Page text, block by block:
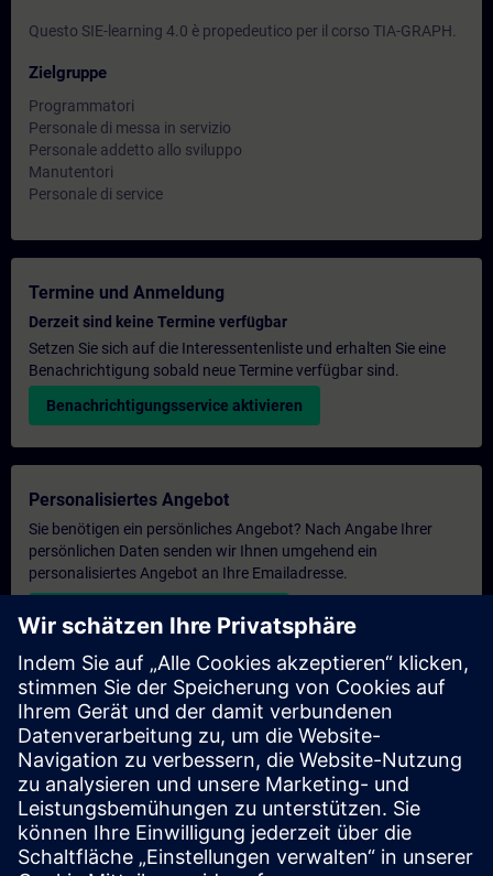
Questo SIE-learning 4.0 è propedeutico per il corso TIA-GRAPH.
Zielgruppe
Programmatori
Personale di messa in servizio
Personale addetto allo sviluppo
Manutentori
Personale di service
Termine und Anmeldung
Derzeit sind keine Termine verfügbar
Setzen Sie sich auf die Interessentenliste und erhalten Sie eine
Benachrichtigung sobald neue Termine verfügbar sind.
Benachrichtigungsservice aktivieren
Personalisiertes Angebot
Sie benötigen ein persönliches Angebot? Nach Angabe Ihrer
persönlichen Daten senden wir Ihnen umgehend ein
personalisiertes Angebot an Ihre Emailadresse.
Persönliches Angebot zusenden
Anfrage Exklusivtraining
Haben Sie Bedarf an einem höheren Schulungsangebot und
brauchen ein exklusives Training – entweder vor Ort bei Ihnen,
virtuell oder in einem SITRAIN Trainingscenter? Nachdem Sie
uns Ihre persönlichen Daten und Ihren Trainingsbedarf
übermittelt haben, bekommen Sie von uns ein Angebot für eine
exklusive Schulung.